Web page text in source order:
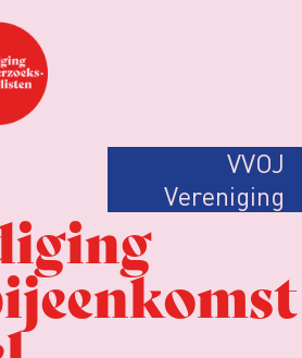
VVOJ
Vereniging